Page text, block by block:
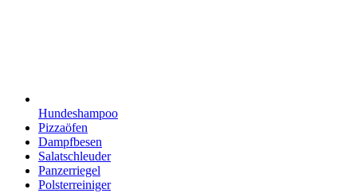
Hundeshampoo
Pizzaöfen
Dampfbesen
Salatschleuder
Panzerriegel
Polsterreiniger